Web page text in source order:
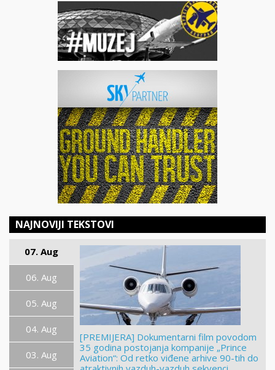
NAJNOVIJI TEKSTOVI
07. Aug
06. Aug
05. Aug
04. Aug
03. Aug
[PREMIJERA] Dokumentarni film povodom
35 godina postojanja kompanije „Prince
Aviation“: Od retko viđene arhive 90-tih do